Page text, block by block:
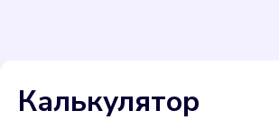
Калькулятор